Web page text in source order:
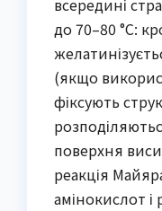
всередині
до 70–80 °C:
(якщо
фіксують
поверхня
реакція
амінокислот і